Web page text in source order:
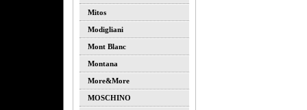
Mitos
Modigliani
Mont Blanc
Montana
More&more
MOSCHINO